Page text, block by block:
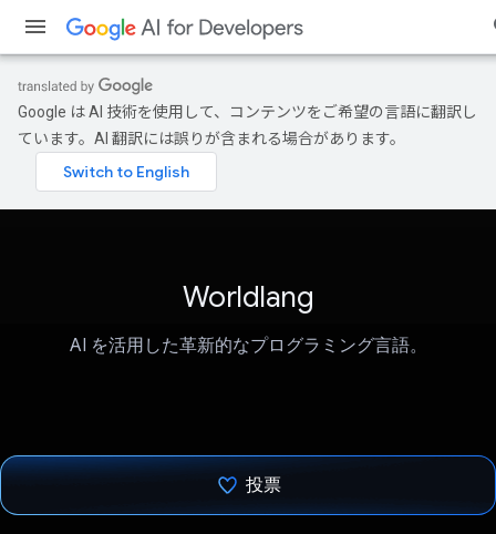
Google は AI 技術を使用して、コンテンツをご希望の言語に翻訳し
ています。AI 翻訳には誤りが含まれる場合があります。
Worldlang
AI を活用した革新的なプログラミング言語。
投票